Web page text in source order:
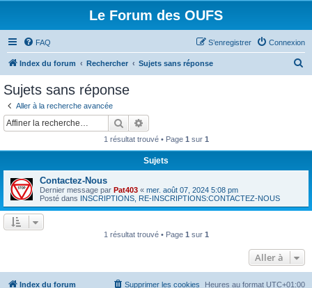
Le Forum des OUFS
FAQ Connexion
S’enregistrer
Index du forum Rechercher Sujets sans réponse
r
Sujets sans réponse
Aller à la recherche avancée
Rechercher
1 résultat trouvé • Page 1 sur 1
Sujets
Contactez-Nous
Dernier message par Pat403 « mer. août 07, 2024 5:08 pm
Posté dans INSCRIPTIONS, RE-INSCRIPTIONS:CONTACTEZ-NOUS
1 résultat trouvé • Page 1 sur 1
Aller à
Index du forum Heures au format UTC+01:00
Supprimer les cookies